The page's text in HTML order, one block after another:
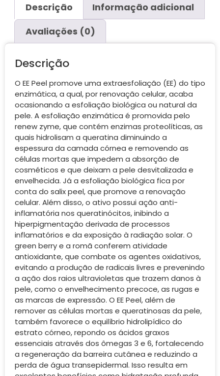
Descrição
Informação adicional
Avaliações (0)
Descrição
O EE Peel promove uma extraesfoliação (EE) do tipo
enzimática, a qual, por renovação celular, acaba
ocasionando a esfoliação biológica ou natural da
pele. A esfoliação enzimática é promovida pelo
renew zyme, que contém enzimas proteolíticas, as
quais hidrolisam a queratina diminuindo a
espessura da camada córnea e removendo as
células mortas que impedem a absorção de
cosméticos e que deixam a pele desvitalizada e
envelhecida. Já a esfoliação biológica fica por
conta do salix peel, que promove a renovação
celular. Além disso, o ativo possui ação anti-
inflamatória nos queratinócitos, inibindo a
hiperpigmentação derivada de processos
inflamatórios e da exposição à radiação solar. O
green berry e a romã conferem atividade
antioxidante, que combate os agentes oxidativos,
evitando a produção de radicais livres e prevenindo
a ação dos raios ultravioletas que trazem danos à
pele, como o envelhecimento precoce, as rugas e
as marcas de expressão. O EE Peel, além de
remover as células mortas e queratinosas da pele,
também favorece o equilíbrio hidrolipídico do
estrato córneo, repondo os ácidos graxos
essenciais através dos ômegas 3 e 6, fortalecendo
a regeneração da barreira cutânea e reduzindo a
perda de água transepidermal. Isso resulta em